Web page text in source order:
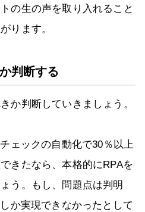
の生の声を取り入れること
ります。
判断する
か判断していきましょう。
ェックの自動化で30％以上
きたなら、本格的にRPAを
う。もし、問題点は判明
か実現できなかったとして